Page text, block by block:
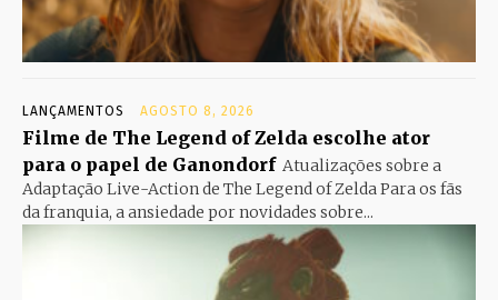
LANÇAMENTOS AGOSTO 8, 2026
Filme de The Legend of Zelda escolhe ator
para o papel de Ganondorf Atualizações sobre a
Adaptação Live-Action de The Legend of Zelda Para os fãs
da franquia, a ansiedade por novidades sobre...